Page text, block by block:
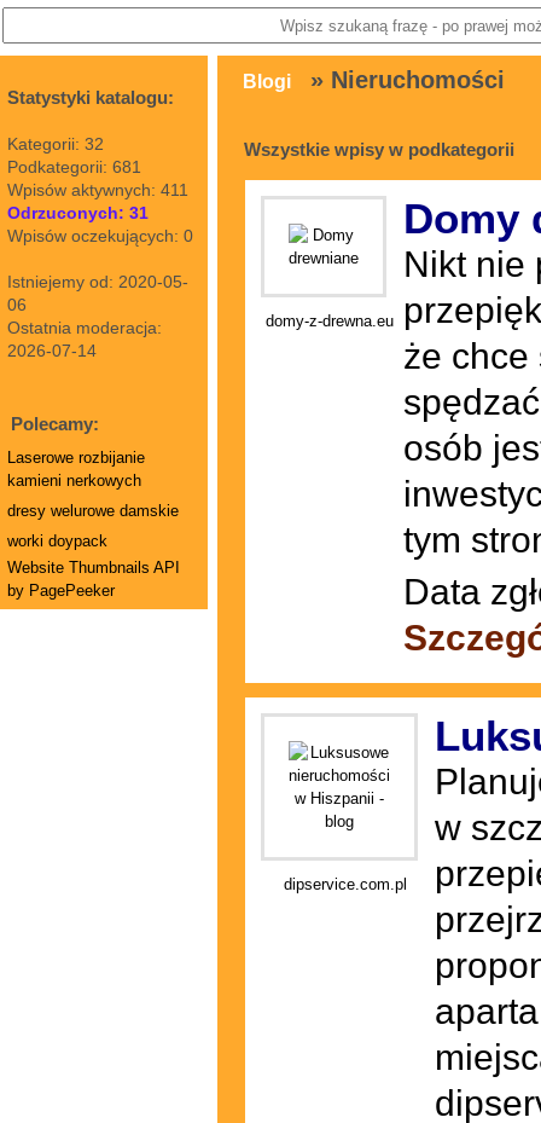
Statystyki katalogu:
Kategorii: 32
Podkategorii: 681
Wpisów aktywnych: 411
Odrzuconych: 31
Wpisów oczekujących: 0
Istniejemy od: 2020-05-
06
Ostatnia moderacja:
2026-07-14
Polecamy:
Laserowe rozbijanie
kamieni nerkowych
dresy welurowe damskie
worki doypack
Website Thumbnails API
by PagePeeker
Blogi » Nieruchomości
Wszystkie wpisy w podkategorii
domy-z-drewna.eu
Domy
Nikt nie
że chce
osób
tym
Data
dipservice.com.pl
w